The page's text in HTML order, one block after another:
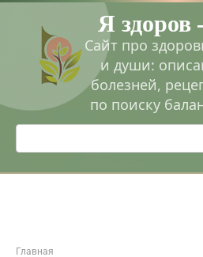
Перейти
контенту
Я
Сайт про
и души:
болезней,
по поиску
Поиск:
Главная